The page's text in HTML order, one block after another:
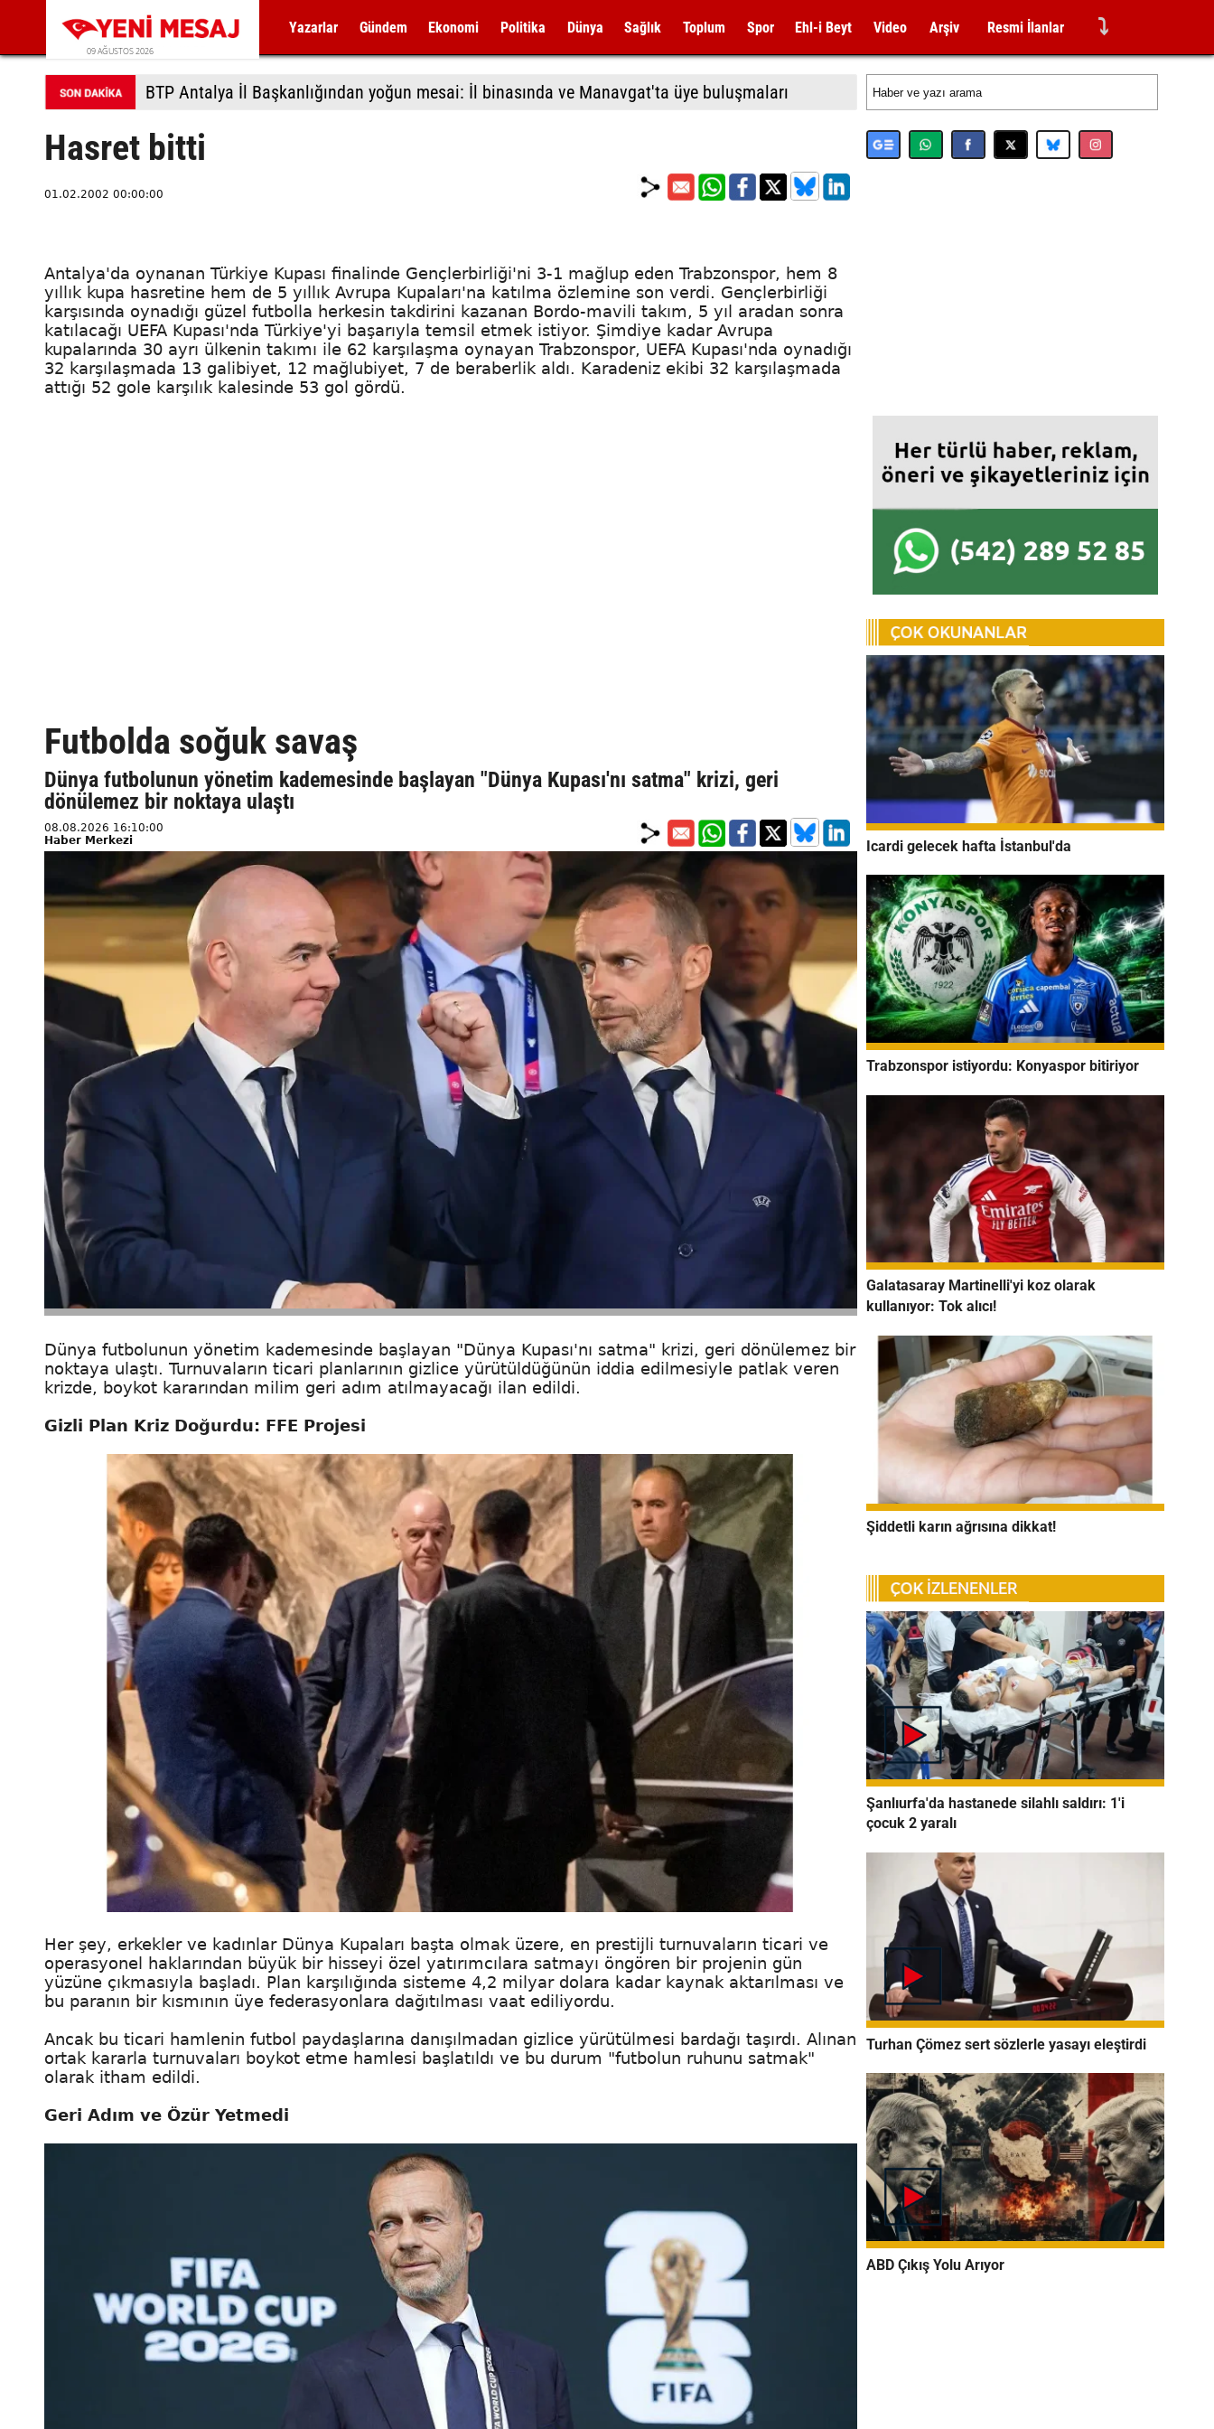
09 AĞUSTOS 2026
Yazarlar Gündem Ekonomi Politika Dünya Sağlık Toplum Spor Ehl-i Beyt Video Arşiv Resmi İlanlar ⤵
BTP Antalya İl Başkanlığından yoğun mesai: İl binasında ve Manavgat'ta üye buluşmaları
Hasret bitti
01.02.2002 00:00:00
Antalya'da oynanan Türkiye Kupası finalinde Gençlerbirliği'ni 3-1 mağlup eden Trabzonspor, hem 8
yıllık kupa hasretine hem de 5 yıllık Avrupa Kupaları'na katılma özlemine son verdi. Gençlerbirliği
karşısında oynadığı güzel futbolla herkesin takdirini kazanan Bordo-mavili takım, 5 yıl aradan sonra
katılacağı UEFA Kupası'nda Türkiye'yi başarıyla temsil etmek istiyor. Şimdiye kadar Avrupa
kupalarında 30 ayrı ülkenin takımı ile 62 karşılaşma oynayan Trabzonspor, UEFA Kupası'nda oynadığı
32 karşılaşmada 13 galibiyet, 12 mağlubiyet, 7 de beraberlik aldı. Karadeniz ekibi 32 karşılaşmada
attığı 52 gole karşılık kalesinde 53 gol gördü.
Futbolda soğuk savaş
Dünya futbolunun yönetim kademesinde başlayan "Dünya Kupası'nı satma" krizi, geri
dönülemez bir noktaya ulaştı
08.08.2026 16:10:00
Haber Merkezi
Dünya futbolunun yönetim kademesinde başlayan "Dünya Kupası'nı satma" krizi, geri dönülemez bir
noktaya ulaştı. Turnuvaların ticari planlarının gizlice yürütüldüğünün iddia edilmesiyle patlak veren
krizde, boykot kararından milim geri adım atılmayacağı ilan edildi.
Gizli Plan Kriz Doğurdu: FFE Projesi
Her şey, erkekler ve kadınlar Dünya Kupaları başta olmak üzere, en prestijli turnuvaların ticari ve
operasyonel haklarından büyük bir hisseyi özel yatırımcılara satmayı öngören bir projenin gün
yüzüne çıkmasıyla başladı. Plan karşılığında sisteme 4,2 milyar dolara kadar kaynak aktarılması ve
bu paranın bir kısmının üye federasyonlara dağıtılması vaat ediliyordu.
Ancak bu ticari hamlenin futbol paydaşlarına danışılmadan gizlice yürütülmesi bardağı taşırdı. Alınan
ortak kararla turnuvaları boykot etme hamlesi başlatıldı ve bu durum "futbolun ruhunu satmak"
olarak itham edildi.
Geri Adım ve Özür Yetmedi
Icardi gelecek hafta İstanbul'da
Trabzonspor istiyordu: Konyaspor bitiriyor
Galatasaray Martinelli'yi koz olarak
kullanıyor: Tok alıcı!
Şiddetli karın ağrısına dikkat!
Şanlıurfa'da hastanede silahlı saldırı: 1'i
çocuk 2 yaralı
Turhan Çömez sert sözlerle yasayı eleştirdi
ABD Çıkış Yolu Arıyor